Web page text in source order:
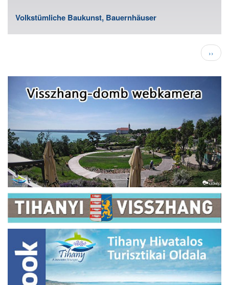
Volkstümliche Baukunst, Bauernhäuser
Seite
››